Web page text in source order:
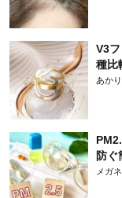
V3
種比
あかり
防ぐ
メガネ